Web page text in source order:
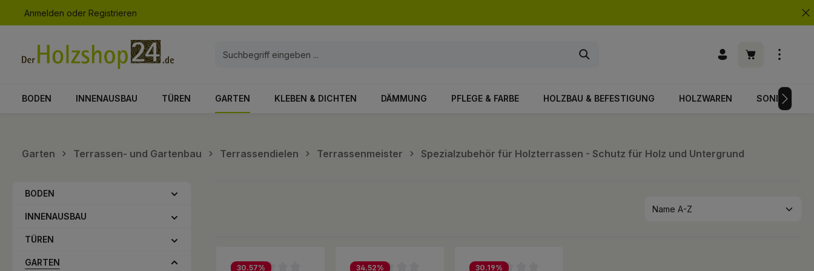
Zur Hauptnavigation springen
Anmelden oder Registrieren
Warenkorb
BODEN INNENAUSBAU TÜREN GARTEN KLEBEN & DICHTEN DÄMMUNG PFLEGE & FARBE HOLZBAU & BEFESTIGUNG HOLZWAREN
Garten Terrassen- und Gartenbau Terrassendielen Terrassenmeister Spezialzubehör für Holzterrassen - Schutz für Holz und Untergrund
BODEN
INNENAUSBAU
TÜREN
GARTEN
30.57% 34.52% 30.19%